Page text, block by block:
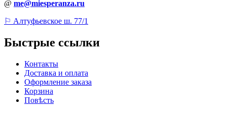
@ me@miesperanza.ru
⚐ Алтуфьевское ш. 77/1
Быстрые ссылки
Контакты
Доставка и оплата
Оформление заказа
Корзина
Повѣсть